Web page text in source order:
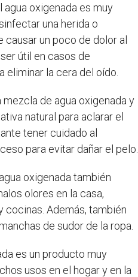
agua oxigenada es muy
una herida o
causar un poco de dolor al
útil en casos de
eliminar la cera del oído.
mezcla de agua oxigenada y
natural para aclarar el
tener cuidado al
para evitar dañar el pelo.
oxigenada también
olores en la casa,
cocinas. Además, también
de sudor de la ropa.
es un producto muy
usos en el hogar y en la